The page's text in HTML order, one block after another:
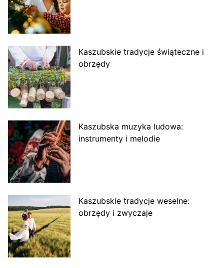
Kaszubskie tradycje świąteczne i
obrzędy
Kaszubska muzyka ludowa:
instrumenty i melodie
Kaszubskie tradycje weselne:
obrzędy i zwyczaje